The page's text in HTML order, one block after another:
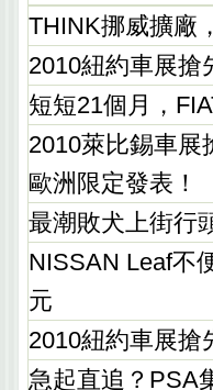
THINK挪威擴廠
2010紐約車展搶
短短21個月，
2010萊比錫車展
歐洲限定發表！
最潮敗犬上街行
NISSAN Leaf不
元
2010紐約車展搶
急起直追？PSA